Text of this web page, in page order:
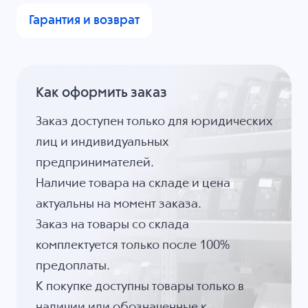
Гарантия и возврат
Как оформить заказ
Заказ доступен только для юридических
лиц и индивидуальных
предпринимателей.
Наличие товара на складе и цена
актуальны на момент заказа.
Заказ на товары со склада
комплектуется только после 100%
предоплаты.
К покупке доступны товары только в